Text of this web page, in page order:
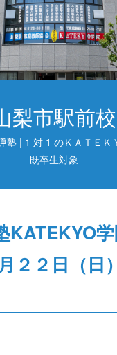
梨市駅前校
塾 | 1 対 1 のＫＡＴＥＫ
既卒生対象
KATEKYO
２２日（